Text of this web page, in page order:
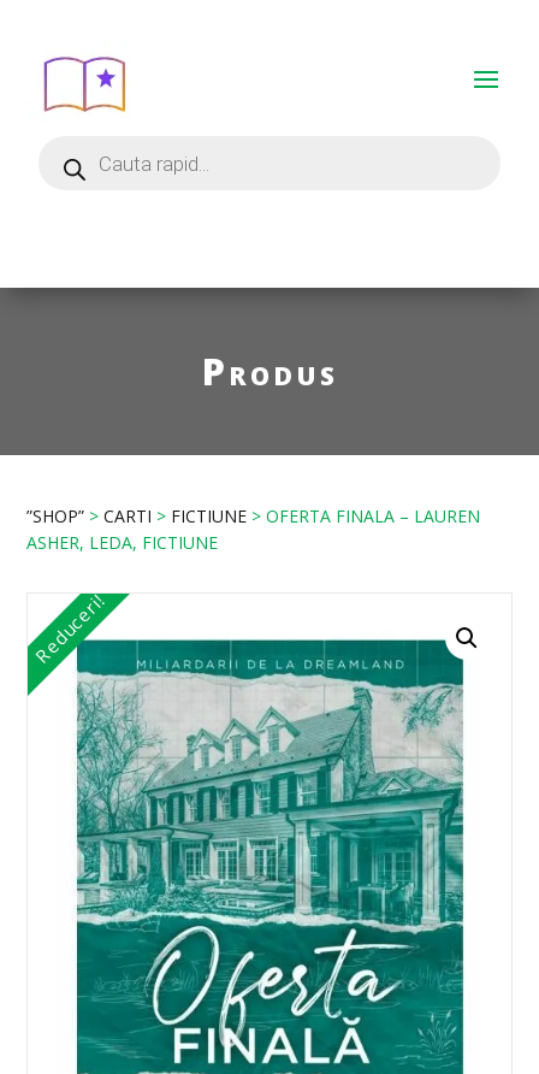
Produs
”SHOP” >CARTI > FICTIUNE > OFERTA FINALA – LAUREN
ASHER, LEDA, FICTIUNE
Reduceri!